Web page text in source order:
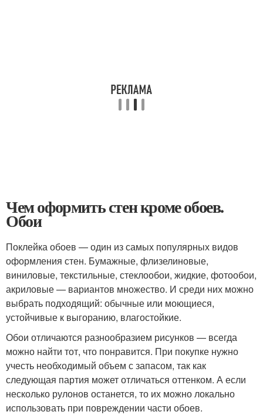
Чем оформить стен кроме обоев.
Обои
Поклейка обоев — один из самых популярных видов
оформления стен. Бумажные, флизелиновые,
виниловые, текстильные, стеклообои, жидкие, фотообои,
акриловые — вариантов множество. И среди них можно
выбрать подходящий: обычные или моющиеся,
устойчивые к выгоранию, влагостойкие.
Обои отличаются разнообразием рисунков — всегда
можно найти тот, что понравится. При покупке нужно
учесть необходимый объем с запасом, так как
следующая партия может отличаться оттенком. А если
несколько рулонов останется, то их можно локально
использовать при повреждении части обоев.